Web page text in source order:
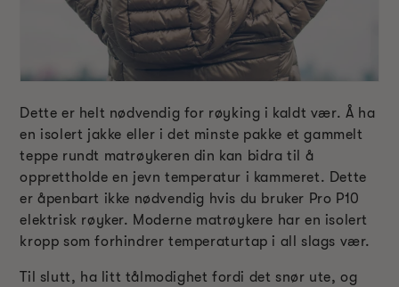
Dette er helt nødvendig for røyking i kaldt vær. Å ha
en isolert jakke eller i det minste pakke et gammelt
teppe rundt matrøykeren din kan bidra til å
opprettholde en jevn temperatur i kammeret. Dette
er åpenbart ikke nødvendig hvis du bruker Pro P10
elektrisk røyker. Moderne matrøykere har en isolert
kropp som forhindrer temperaturtap i all slags vær.
Til slutt, ha litt tålmodighet fordi det snør ute, og